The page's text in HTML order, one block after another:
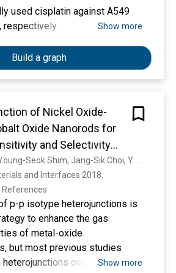
effective range and scattering
interaction. Discrepancies
correlation functions at LHC
are discussed in the context
PP19 agree with data over a
energies at a level
the physics
JETSCAPE framework and
for JETSCAPE users.
used cisplatin against A549
respectively.
Show more
Build a graph
of Nickel Oxide-
Oxide Nanorods for
and Selectivity
Organic Compounds.
and Interfaces 2018.
References
p-p isotype heterojunctions is
to enhance the gas
of metal-oxide
but most previous studies
owing to their
Show more